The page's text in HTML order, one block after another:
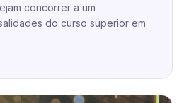
concorrer a um
do curso superior em